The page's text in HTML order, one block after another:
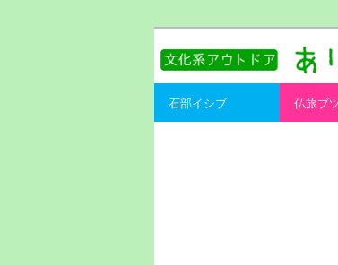
ありを
書を持ってそとへ出
Main menu
Skip to primary content
Skip to secondary content
石部イシブ 仏旅ブ